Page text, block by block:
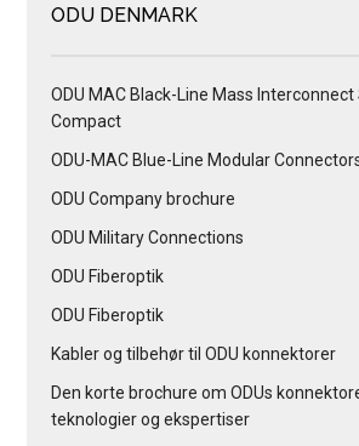
ODU DENMARK
ODU MAC Black-Line Mass
Compact
ODU-MAC Blue-Line Modular
ODU Company brochure
ODU Military Connections
ODU Fiberoptik
ODU Fiberoptik
Kabler og tilbehør til ODU konnektorer
Den korte brochure om ODUs
teknologier og ekspertiser